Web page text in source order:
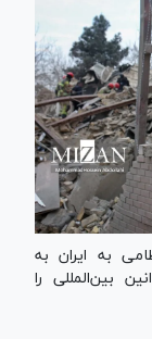
به ایران به
بین‌المللی را